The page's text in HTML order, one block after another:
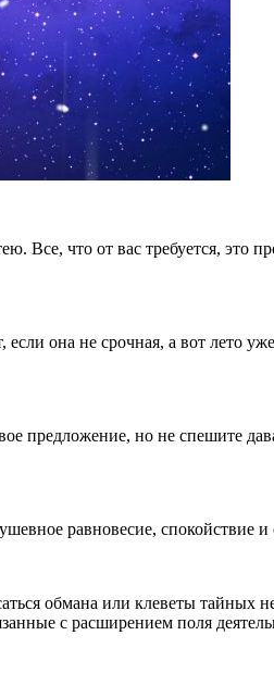
Все, что от вас требуется, это
она не срочная, а вот лето
предложение, но не спешите
равновесие, спокойствие и
обмана или клеветы тайных
с расширением поля